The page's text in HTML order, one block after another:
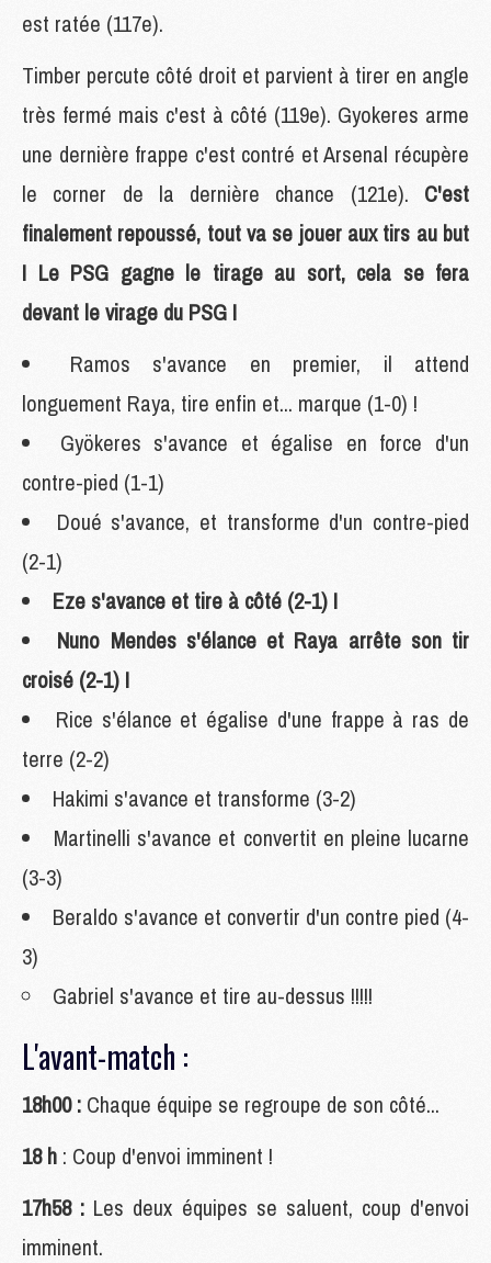
est ratée (117e).
Timber percute côté droit et parvient à tirer en angle
très fermé mais c'est à côté (119e). Gyokeres arme
une dernière frappe c'est contré et Arsenal récupère
le corner de la dernière chance (121e). C'est
finalement repoussé, tout va se jouer aux tirs au but
! Le PSG gagne le tirage au sort, cela se fera
devant le virage du PSG !
Ramos s'avance en premier, il attend
longuement Raya, tire enfin et... marque (1-0) !
Gyökeres s'avance et égalise en force d'un
contre-pied (1-1)
Doué s'avance, et transforme d'un contre-pied
(2-1)
Eze s'avance et tire à côté (2-1) !
Nuno Mendes s'élance et Raya arrête son tir
croisé (2-1) !
Rice s'élance et égalise d'une frappe à ras de
terre (2-2)
Hakimi s'avance et transforme (3-2)
Martinelli s'avance et convertit en pleine lucarne
(3-3)
Beraldo s'avance et convertir d'un contre pied (4-
3)
Gabriel s'avance et tire au-dessus !!!!!
L'avant-match :
18h00 : Chaque équipe se regroupe de son côté...
18 h : Coup d'envoi imminent !
17h58 : Les deux équipes se saluent, coup d'envoi
imminent.